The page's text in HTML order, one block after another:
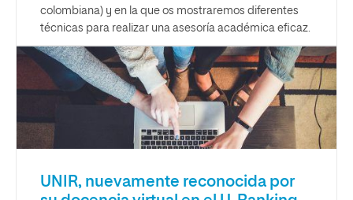
colombiana) y en la que os mostraremos diferentes
técnicas para realizar una asesoría académica eficaz.
UNIR, nuevamente reconocida por